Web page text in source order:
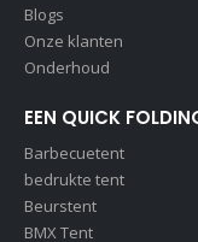
Blogs
Onze klanten
Onderhoud
EEN QUICK
Barbecuetent
bedrukte tent
Beurstent
BMX Tent